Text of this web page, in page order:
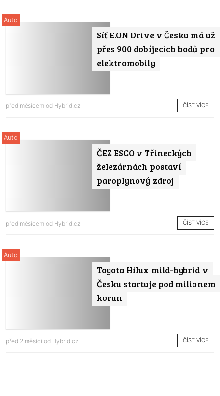
Síť E.ON Drive v Česku má už
přes 900 dobíjecích bodů pro
elektromobily
Auto
před měsícem od Hybrid.cz ČÍST VÍCE
ČEZ ESCO v Třineckých
železárnách postaví
paroplynový zdroj
Auto
před měsícem od Hybrid.cz ČÍST VÍCE
Toyota Hilux mild-hybrid v
Česku startuje pod milionem
korun
Auto
před 2 měsíci od Hybrid.cz ČÍST VÍCE